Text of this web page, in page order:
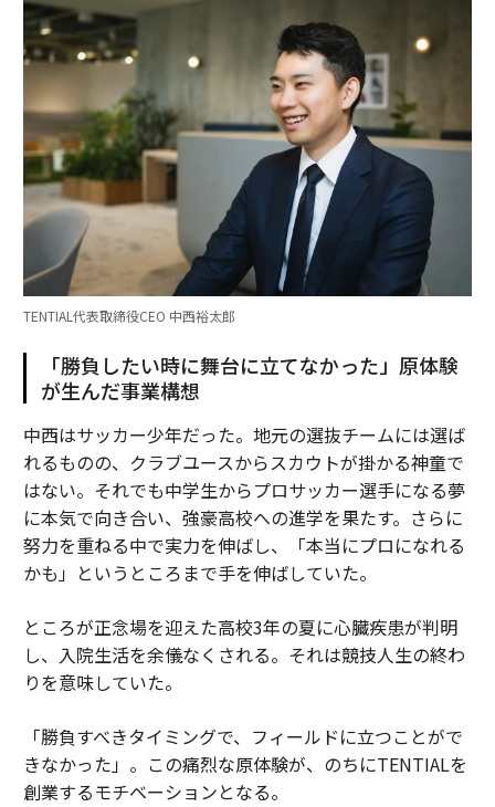
TENTIAL代表取締役CEO 中西裕太郎
「勝負したい時に舞台に立てなかった」原体験
が生んだ事業構想
中西はサッカー少年だった。地元の選抜チームには選ば
れるものの、クラブユースからスカウトが掛かる神童で
はない。それでも中学生からプロサッカー選手になる夢
に本気で向き合い、強豪高校への進学を果たす。さらに
努力を重ねる中で実力を伸ばし、「本当にプロになれる
かも」というところまで手を伸ばしていた。
ところが正念場を迎えた高校3年の夏に心臓疾患が判明
し、入院生活を余儀なくされる。それは競技人生の終わ
りを意味していた。
「勝負すべきタイミングで、フィールドに立つことがで
きなかった」。この痛烈な原体験が、のちにTENTIALを
創業するモチベーションとなる。